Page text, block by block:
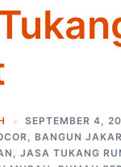
SEPTEMBER 4,
, BANGUN
, JASA TUKANG